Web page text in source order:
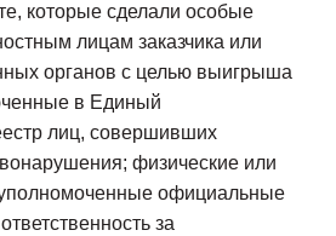
которые сделали особые
лицам заказчика или
органов с целью выигрыша
в Единый
лиц, совершивших
физические или
официальные
за